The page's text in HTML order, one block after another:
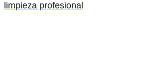
limpieza profesional